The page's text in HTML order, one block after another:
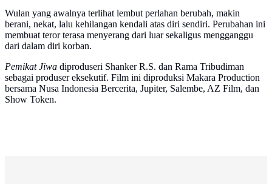
Wulan yang awalnya terlihat lembut perlahan berubah, makin
berani, nekat, lalu kehilangan kendali atas diri sendiri. Perubahan ini
membuat teror terasa menyerang dari luar sekaligus mengganggu
dari dalam diri korban.
Pemikat Jiwa diproduseri Shanker R.S. dan Rama Tribudiman
sebagai produser eksekutif. Film ini diproduksi Makara Production
bersama Nusa Indonesia Bercerita, Jupiter, Salembe, AZ Film, dan
Show Token.